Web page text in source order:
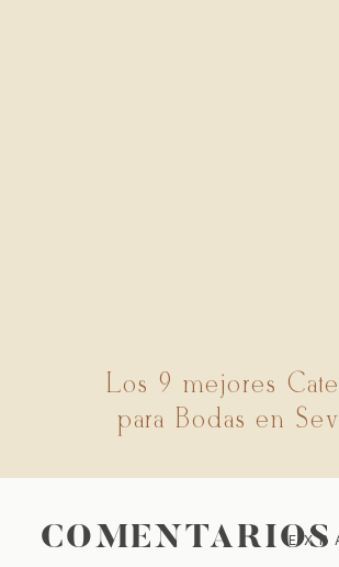
Los 9 mejores
para Bodas en
COMENTARIOS